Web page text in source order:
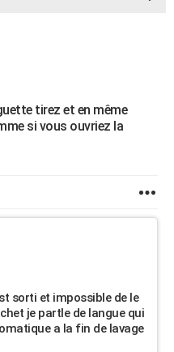
tirez et en même
si vous ouvriez la
sorti et impossible de le
je partle de langue qui
a la fin de lavage